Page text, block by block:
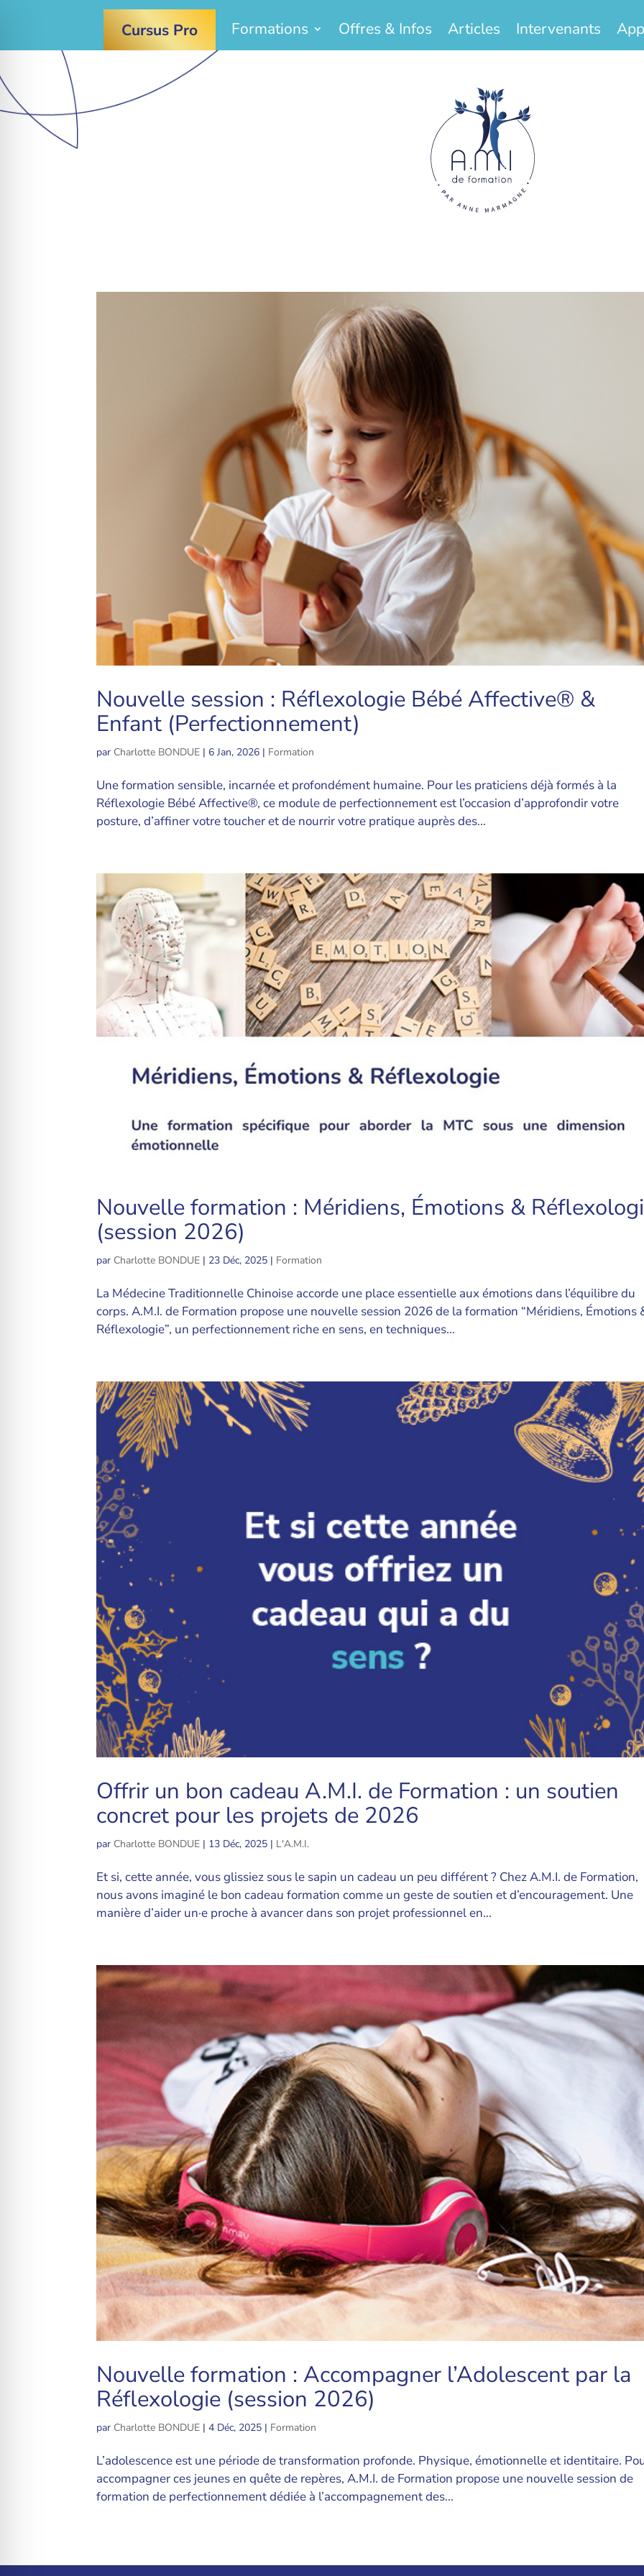
Cursus Pro Formations Offres & Infos Articles Intervenants
Nouvelle session : Réflexologie Bébé Affective® &
Enfant (Perfectionnement)
par Charlotte BONDUE | 6 Jan, 2026 | Formation
Une formation sensible, incarnée et profondément humaine. Pour les praticiens déjà formés à la
Réflexologie Bébé Affective®, ce module de perfectionnement est l’occasion d’approfondir votre
posture, d’affiner votre toucher et de nourrir votre pratique auprès des...
Nouvelle formation : Méridiens, Émotions &
(session 2026)
par Charlotte BONDUE | 23 Déc, 2025 | Formation
La Médecine Traditionnelle Chinoise accorde une place essentielle aux émotions dans l’équilibre du
corps. A.M.I. de Formation propose une nouvelle session 2026 de la formation “Méridiens, Émotions
Réflexologie”, un perfectionnement riche en sens, en techniques...
Offrir un bon cadeau A.M.I. de Formation : un soutien
concret pour les projets de 2026
par Charlotte BONDUE | 13 Déc, 2025 | L'A.M.I.
Et si, cette année, vous glissiez sous le sapin un cadeau un peu différent ? Chez A.M.I. de Formation,
nous avons imaginé le bon cadeau formation comme un geste de soutien et d’encouragement. Une
manière d’aider un·e proche à avancer dans son projet professionnel en...
Nouvelle formation : Accompagner l’Adolescent par la
Réflexologie (session 2026)
par Charlotte BONDUE |4 Déc, 2025 | Formation
L’adolescence est une période de transformation profonde. Physique, émotionnelle et identitaire.
accompagner ces jeunes en quête de repères, A.M.I. de Formation propose une nouvelle session de
formation de perfectionnement dédiée à l’accompagnement des...